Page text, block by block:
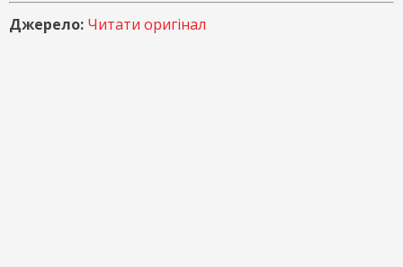
Джерело: Читати оригінал